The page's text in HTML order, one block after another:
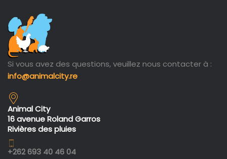
Si vous avez des questions, veuillez nous contacter à :
info@animalcity.re
Animal City
16 avenue Roland Garros
Rivières des pluies
+262 693 40 46 04